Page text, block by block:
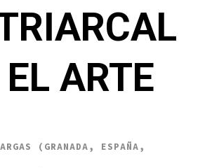
ARTE
(GRANADA, ESPAÑA,